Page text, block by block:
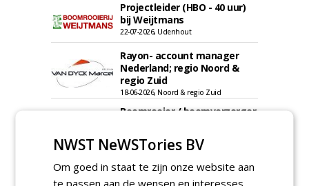
Projectleider (HBO - 40 uur)
bij Weijtmans
22-07-2026, Udenhout
Rayon- account manager
Nederland; regio Noord &
regio Zuid
18-06-2026, Noord & regio Zuid
Boomrooier / boomverzorger
Chauffeur
NWST NeWSTories BV
Om goed in staat te zijn onze website aan
te passen aan de wensen en interesses